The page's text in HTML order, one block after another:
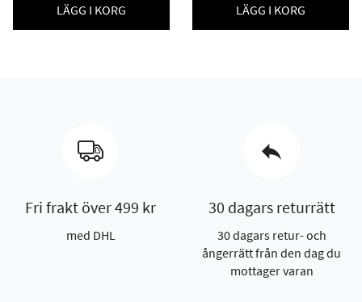
LÄGG I KORG LÄGG I KORG
Fri frakt över 499 kr
med DHL
30 dagars returrätt
30 dagars retur- och
ångerrätt från den dag du
mottager varan